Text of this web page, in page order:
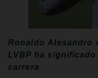
Ronaldo Alesandro
LVBP ha
carrera